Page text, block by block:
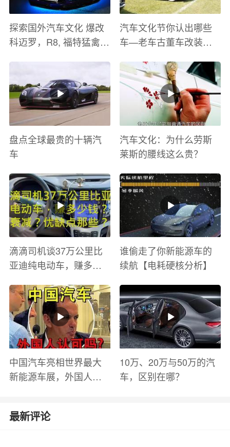
探索国外汽车文化 爆改
科迈罗，R8, 福特猛禽
汽车文化节你认出哪些
车—老车古董车改装车
盘点全球最贵的十辆汽
车
汽车文化：为什么劳斯
莱斯的腰线这么贵？
滴滴司机谈37万公里比
亚迪纯电动车，赚多少
有哪些？
谁偷走了你新能源车的
续航【电耗硬核分析】
中国汽车亮相世界最大
新能源车展，外国人怎
10万、20万与50万的汽
车，区别在哪？
最新评论